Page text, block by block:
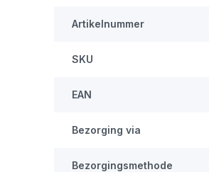
Artikelnummer
SKU
EAN
Bezorging via
Bezorgingsmethode